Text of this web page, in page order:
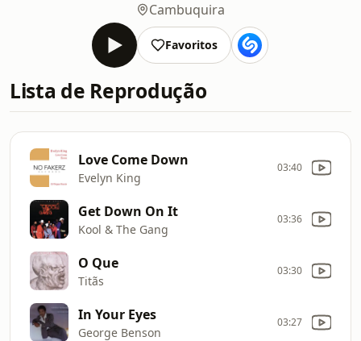
Cambuquira
Favoritos
Lista de Reprodução
Love Come Down
Evelyn King
03:40
Get Down On It
Kool & The Gang
03:36
O Que
Titãs
03:30
In Your Eyes
George Benson
03:27